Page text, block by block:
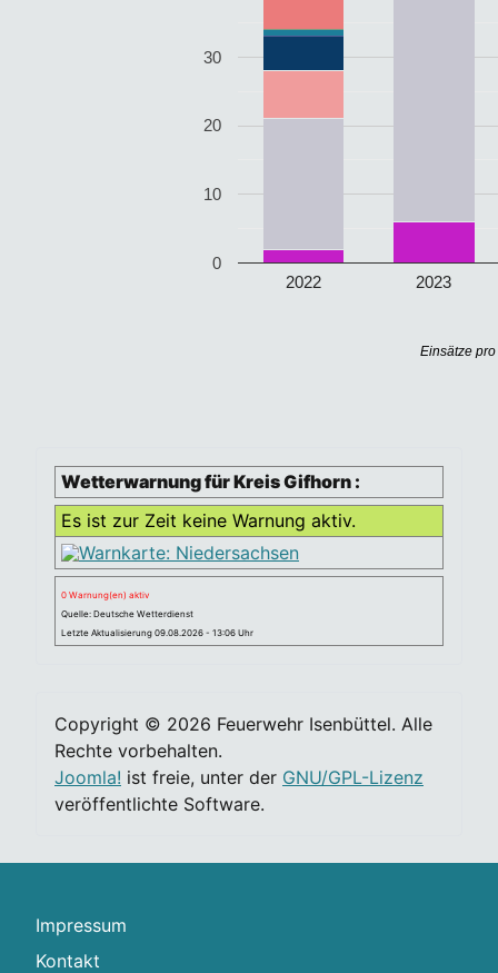
2022 2023
0
10
20
30
Einsätze
Wetterwarnung für Kreis Gifhorn :
Es ist zur Zeit keine Warnung aktiv.
0 Warnung(en) aktiv
Quelle: Deutsche Wetterdienst
Letzte Aktualisierung 09.08.2026 - 13:06 Uhr
Copyright © 2026 Feuerwehr Isenbüttel. Alle
Rechte vorbehalten.
Joomla! ist freie, unter der GNU/GPL-Lizenz
veröffentlichte Software.
Impressum
Kontakt